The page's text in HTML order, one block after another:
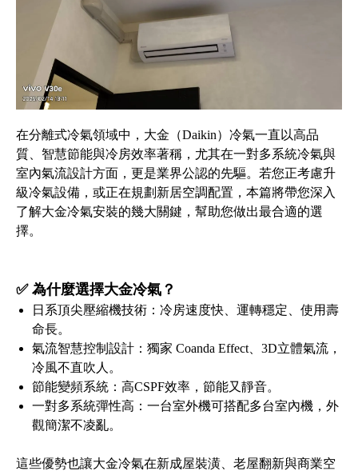
在分離式冷氣領域中，大金（Daikin）冷氣一直以高品
質、智慧節能與冷房效率著稱，尤其在一對多系統冷氣與
室內氣流設計方面，更是業界公認的先驅。若您正考慮升
級冷氣設備，或正在規劃新居空調配置，本篇將帶您深入
了解大金冷氣安裝的幾大關鍵，幫助您做出最合適的選
擇。
✅ 為什麼選擇大金冷氣？
日系頂尖壓縮機技術：冷房速度快、運轉穩定、使用壽
命長。
氣流智慧控制設計：獨家 Coanda Effect、3D立體氣流，
冷風不直吹人。
節能變頻系統：高CSPF效率，節能又靜音。
一對多系統彈性高：一台室外機可搭配多台室內機，外
觀簡潔不凌亂。
這些優勢也讓大金冷氣在新成屋裝潢、老屋翻新與商業空